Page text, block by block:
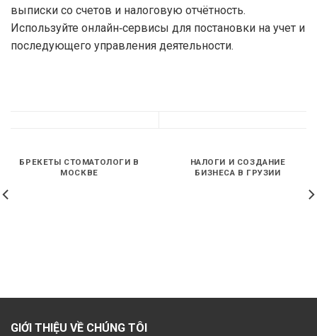
выписки со счетов и налоговую отчётность.
Используйте онлайн‑сервисы для постановки на учет и
последующего управления деятельности.
БРЕКЕТЫ СТОМАТОЛОГИ В
МОСКВЕ
НАЛОГИ И СОЗДАНИЕ
БИЗНЕСА В ГРУЗИИ
GIỚI THIỆU VỀ CHÚNG TÔI